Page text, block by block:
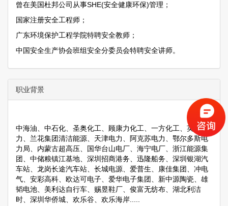
曾在美国杜邦公司从事SHE(安全健康环保)管理；
国家注册安全工程师；
广东环境保护工程学院特聘安全教师；
中国安全生产协会班组安全分委员会特聘安全讲师。
职业背景
中海油、中石化、圣奥化工、顾康力化工、一方化工、英特
力、兰花集团清洁能源、天津电力、阿克苏电力、鄂尔多斯电
力局、内蒙古超高压、国华台山电厂、海宁电厂、浙江能源集
团、中储粮镇江基地、深圳招商港务、迅隆船务、深圳银湖汽
车站、龙岗长途汽车站、长城电源、爱普生、康佳集团、冲电
气、安彩高科、欧达可电子、爱华电子集团、新中源陶瓷、雄
韬电池、美利达自行车、赐昱鞋厂、俊富无纺布、湖北利洁
时、深圳华侨城、欢乐谷、欢乐海岸.....